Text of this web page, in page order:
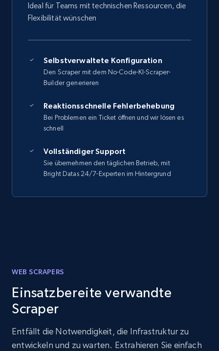
Ideal für Teams mit technischen Ressourcen, die
Flexibilität wünschen
Selbstverwaltete Konfiguration
Den Scraper mit dem No-Code-KI-Scraper-
Builder generieren
Reaktionsschnelle Fehlerbehebung
Bei Problemen ein Ticket öffnen und wir lösen es
schnell
Vollständiger Support
Sie übernehmen den täglichen Betrieb, mit
Bright Datas 24/7-Experten im Hintergrund
WEB SCRAPERS
Einsatzbereite verwandte
Scraper
Entfällt die Notwendigkeit, die Infrastruktur zu
entwickeln und zu warten. Extrahieren Sie einfach